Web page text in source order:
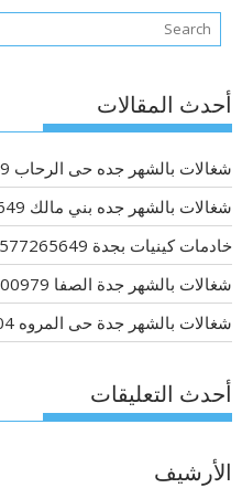
أحدث المقالات
شغالات بالشهر جده حى الرحاب 0577265649
شغالات بالشهر جده بني مالك 0577265649
خادمات كينيات بجدة 0577265649
شغالات بالشهر جدة الصفا 0571400979
شغالات بالشهر جدة حى المروه 0562346904
أحدث التعليقات
الأرشيف